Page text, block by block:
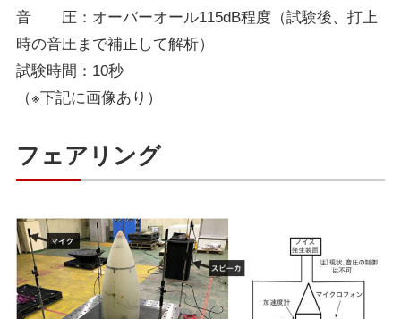
音 圧：オーバーオール115dB程度（試験後、打上
時の音圧まで補正して解析）
試験時間：10秒
（※下記に画像あり）
フェアリング